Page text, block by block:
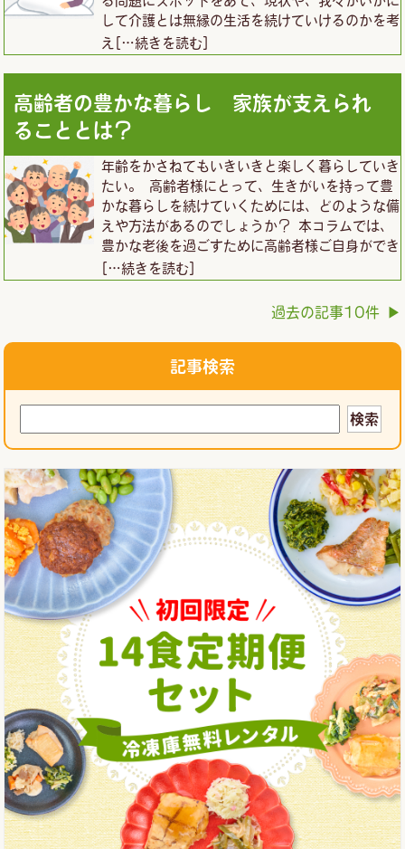
して介護とは無縁の生活を続けていけるのかを考
え […続きを読む]
高齢者の豊かな暮らし 家族が支えられ
ることとは？
年齢をかさねてもいきいきと楽しく暮らしていき
たい。 高齢者様にとって、生きがいを持って豊
かな暮らしを続けていくためには、どのような備
えや方法があるのでしょうか？ 本コラムでは、
豊かな老後を過ごすために高齢者様ご自身ができ
[…続きを読む]
過去の記事10件 ▶︎
記事検索